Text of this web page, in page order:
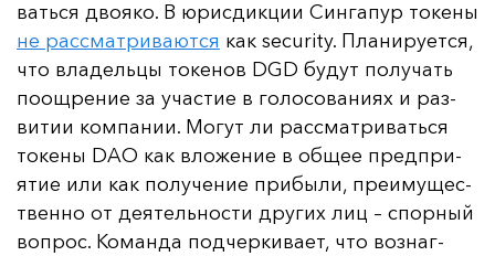
вать­ся дво­яко. В юрис­дик­ции Син­га­пур то­ке­ны
не рас­смат­ри­ва­ют­ся как security. Пла­ни­ру­ет­ся,
что вла­дель­цы то­ке­нов DGD бу­дут по­лу­чать
по­ощ­ре­ние за учас­тие в го­ло­со­ва­ни­ях и раз­
ви­тии ком­па­нии. Мо­гут ли рас­смат­ри­вать­ся
то­ке­ны DAO как вло­же­ние в об­щее пред­при­
ятие или как по­лу­че­ние при­бы­ли, пре­иму­щес­
твен­но от де­ятель­нос­ти дру­гих лиц – спор­ный
воп­рос. Ко­ман­да под­чер­ки­ва­ет, что воз­наг­